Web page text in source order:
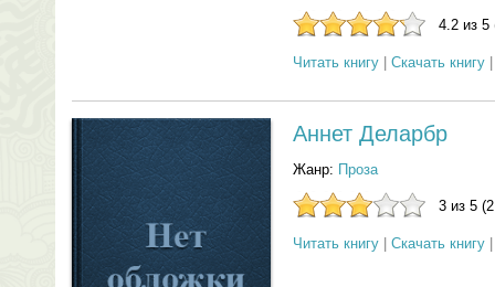
4.2 из 5
Читать книгу Скачать книгу
Аннет Деларбр
Жанр: Проза
3 из 5
Читать книгу Скачать книгу